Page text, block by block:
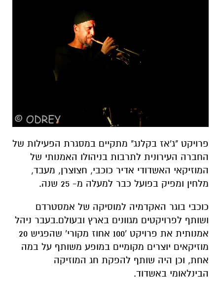
פרויקט "ג'אז בקלנג" מתקיים במסגרת הפעילות של
החברה העירונית לתרבות בניהולו האמנותי של
המוזיקאי האשדודי אדיר כוכבי, חצוצרן, מעבד,
מלחין ומפיק בפועל כבר למעלה מ- 25 שנה.
כוכבי בוגר האקדמיה למוסיקה של אמסטרדם
ושותף לפרויקטים מגוונים בארץ ובעולם.בעבר ניהל
אמנותית את פרויקט '100 אחוז מקורי' שהפגיש
מוזיקאים יוצרים מקומיים במופע משותף על במה
אחת, וכן היה שותף להפקת חג המוזיקה
הבינלאומי באשדוד.